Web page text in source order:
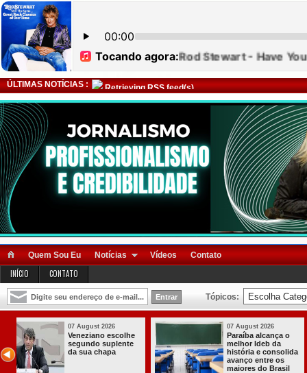
ÚLTIMAS NOTÍCIAS : Retrieving RSS feed(s)
Quem Sou Eu Notícias Vídeos Contato
INÍCIO CONTATO
Tópicos:
07 August 2026
Homem é preso
com armas,
munições e
radiocomunicadore
03 August 2026
Itabaiana
a primeira
Comunitária
Solidária a
Comunidade